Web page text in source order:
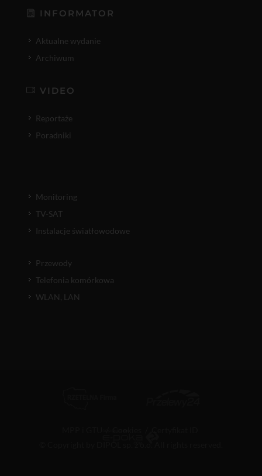
INFORMATOR
Aktualne wydanie
Archiwum
VIDEO
Reportaże
Poradniki
Monitoring
TV-SAT
Instalacje światłowodowe
Przewody
Telefonia komórkowa
WLAN, LAN